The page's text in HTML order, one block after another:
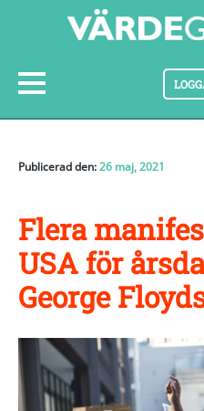
Publicerad den:26 maj, 2021
Flera
USA för
George